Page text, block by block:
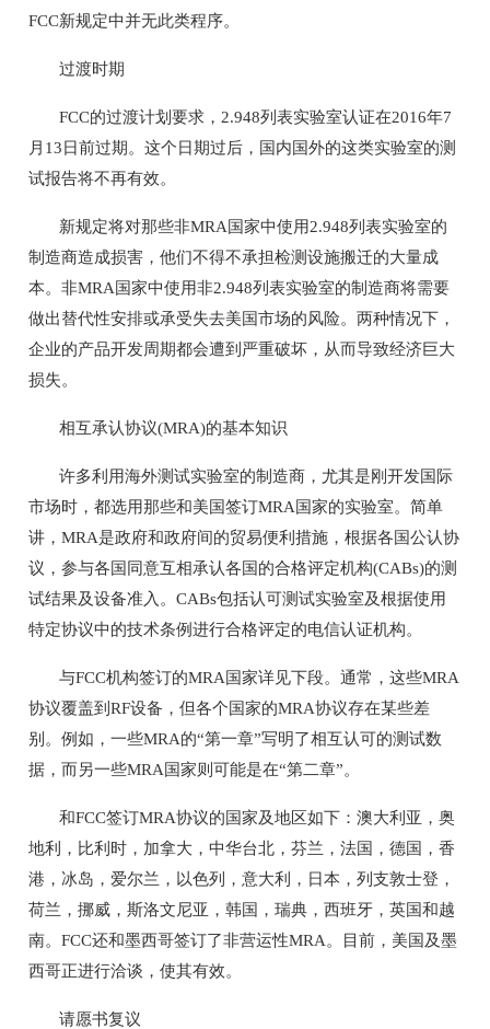
FCC新规定中并无此类程序。
过渡时期
FCC的过渡计划要求，2.948列表实验室认证在2016年7
月13日前过期。这个日期过后，国内国外的这类实验室的测
试报告将不再有效。
新规定将对那些非MRA国家中使用2.948列表实验室的
制造商造成损害，他们不得不承担检测设施搬迁的大量成
本。非MRA国家中使用非2.948列表实验室的制造商将需要
做出替代性安排或承受失去美国市场的风险。两种情况下，
企业的产品开发周期都会遭到严重破坏，从而导致经济巨大
损失。
相互承认协议(MRA)的基本知识
许多利用海外测试实验室的制造商，尤其是刚开发国际
市场时，都选用那些和美国签订MRA国家的实验室。简单
讲，MRA是政府和政府间的贸易便利措施，根据各国公认协
议，参与各国同意互相承认各国的合格评定机构(CABs)的测
试结果及设备准入。CABs包括认可测试实验室及根据使用
特定协议中的技术条例进行合格评定的电信认证机构。
与FCC机构签订的MRA国家详见下段。通常，这些MRA
协议覆盖到RF设备，但各个国家的MRA协议存在某些差
别。例如，一些MRA的“第一章”写明了相互认可的测试数
据，而另一些MRA国家则可能是在“第二章”。
和FCC签订MRA协议的国家及地区如下：澳大利亚，奥
地利，比利时，加拿大，中华台北，芬兰，法国，德国，香
港，冰岛，爱尔兰，以色列，意大利，日本，列支敦士登，
荷兰，挪威，斯洛文尼亚，韩国，瑞典，西班牙，英国和越
南。FCC还和墨西哥签订了非营运性MRA。目前，美国及墨
西哥正进行洽谈，使其有效。
请愿书复议